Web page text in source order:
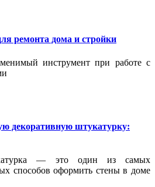
ремонта дома и стройки
инструмент при работе с
декоративную штукатурку:
— это один из самых
способов оформить стены в доме